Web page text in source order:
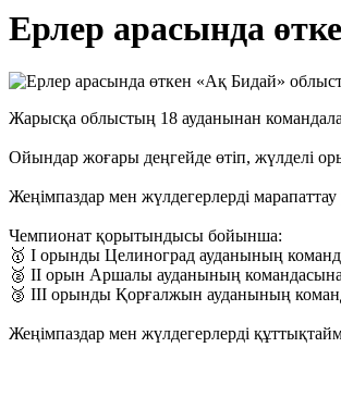
Ерлер арасында
Жарысқа облыстың 18 ауданынан
Ойындар жоғары деңгейде өтіп, жүлделі
Жеңімпаздар мен жүлдегерлерді
Чемпионат қорытындысы бойынша:
🥇 І орынды Целиноград ауданының
🥈 ІІ орын Аршалы ауданының
🥉 ІІІ орынды Қорғалжын ауданының
Жеңімпаздар мен жүлдегерлерді